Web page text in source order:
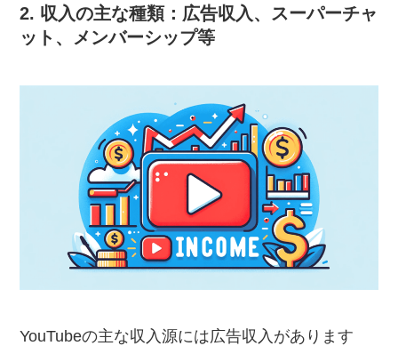
2. 収入の主な種類：広告収入、スーパーチャ
ット、メンバーシップ等
YouTubeの主な収入源には広告収入があります